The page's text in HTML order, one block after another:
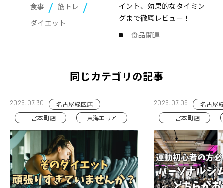
食事
筋トレ
ダイエット
イント、効果的なタイミン
グまで徹底レビュー！
食品関連
同じカテゴリの記事
2026.07.30
名古屋緑区店
一宮本町店
東海エリア
2026.07.09
名古屋
一宮本町店